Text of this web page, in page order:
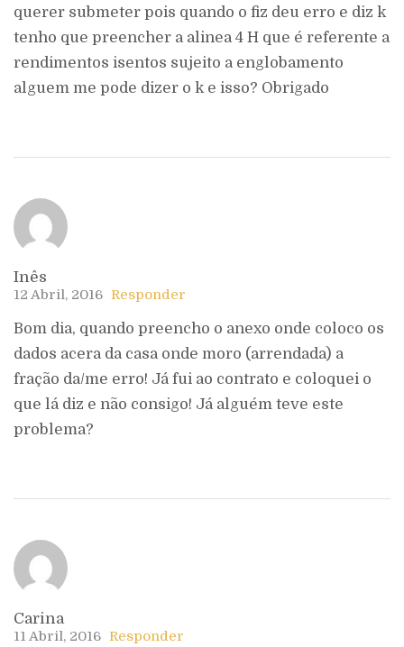
querer submeter pois quando o fiz deu erro e diz k
tenho que preencher a alinea 4 H que é referente a
rendimentos isentos sujeito a englobamento
alguem me pode dizer o k e isso? Obrigado
Inês
12 Abril, 2016 Responder
Bom dia, quando preencho o anexo onde coloco os
dados acera da casa onde moro (arrendada) a
fração da/me erro! Já fui ao contrato e coloquei o
que lá diz e não consigo! Já alguém teve este
problema?
Carina
11 Abril, 2016 Responder